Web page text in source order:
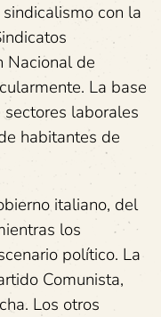
con la
Nacional de
La base
laborales
habitantes de
italiano, del
los
político. La
Comunista,
Los otros